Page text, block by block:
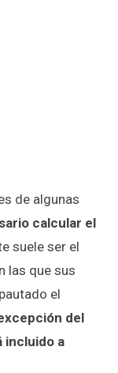
de algunas
calcular el
suele ser el
las que sus
el
del
incluido a